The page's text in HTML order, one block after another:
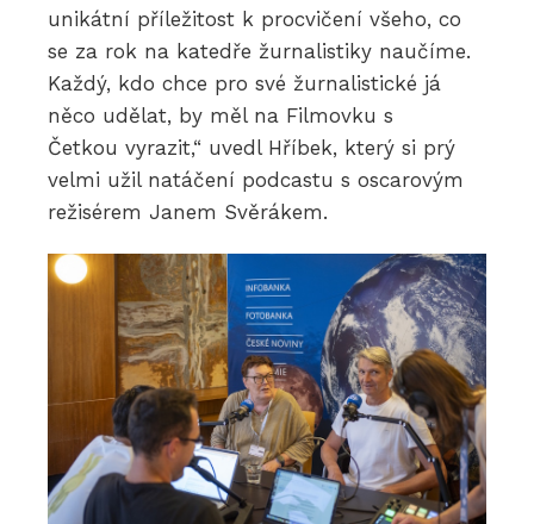
unikátní příležitost k procvičení všeho, co
se za rok na katedře žurnalistiky naučíme.
Každý, kdo chce pro své žurnalistické já
něco udělat, by měl na Filmovku s
Četkou vyrazit,“ uvedl Hříbek, který si prý
velmi užil natáčení podcastu s oscarovým
režisérem Janem Svěrákem.